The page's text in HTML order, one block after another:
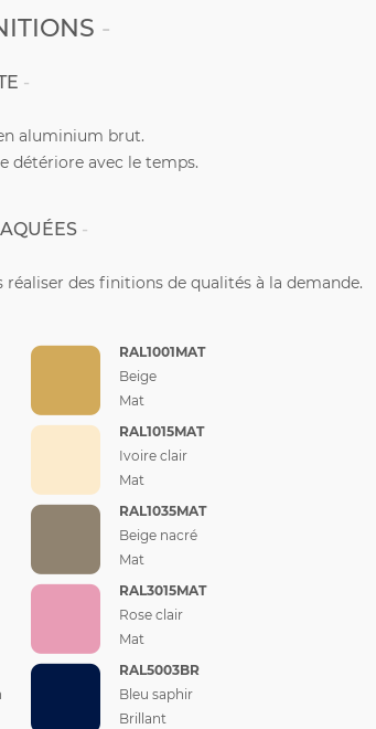
aluminium brut.
détériore avec le temps.
des finitions de qualités à la demande.
RAL1001MAT
Beige
Mat
RAL1015MAT
Ivoire clair
Mat
RAL1035MAT
Beige nacré
Mat
RAL3015MAT
Rose clair
Mat
RAL5003BR
Bleu saphir
Brillant